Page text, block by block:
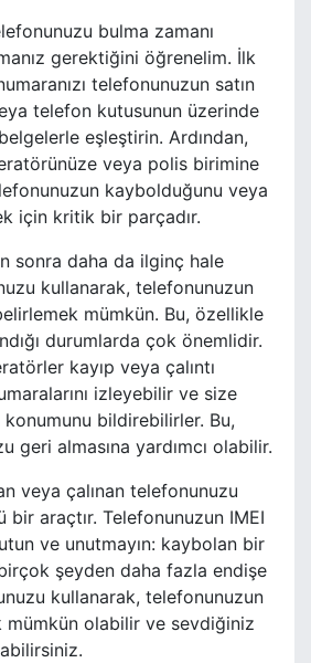
bulma zamanı
gerektiğini öğrenelim. İlk
telefonunuzun satın
telefon kutusunun üzerinde
eşleştirin. Ardından,
veya polis birimine
kaybolduğunu veya
için kritik bir parçadır.
sonra daha da ilginç hale
kullanarak, telefonunuzun
mümkün. Bu, özellikle
durumlarda çok önemlidir.
kayıp veya çalıntı
izleyebilir ve size
bildirebilirler. Bu,
geri almasına yardımcı olabilir.
veya çalınan telefonunuzu
bir araçtır. Telefonunuzun IMEI
ve unutmayın: kaybolan bir
şeyden daha fazla endişe
kullanarak, telefonunuzun
olabilir ve sevdiğiniz